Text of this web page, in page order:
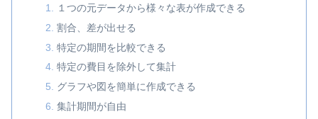
１つの元データから様々な表が作成できる
割合、差が出せる
特定の期間を比較できる
特定の費目を除外して集計
グラフや図を簡単に作成できる
集計期間が自由